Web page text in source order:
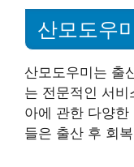
산모도우
산모도우미는 출
는 전문적인 서
아에 관한 다양한
들은 출산 후 회